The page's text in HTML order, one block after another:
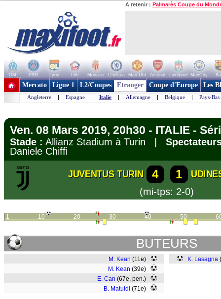
A retenir : Palmarès Coupe du
OM PSG Lyon Lille Monaco Chelsea Man Utd Arsenal Liverpool ManCity
+ de clubs
Mercato Ligue 1 L2/Coupes Etranger Coupe d'Europe Les
Angleterre | Espagne | Italie | Allemagne | Belgique | Pays-Bas
Ven. 08 Mars 2019, 20h30 - ITALIE -
Stade : Allianz Stadium à Turin |
Daniele Chiffi
JUVENTUS TURIN 4 1
(mi-tps: 2-0)
1 10 20 30 40 50
BUTEURS
M. Kean (11e)
M. Kean (39e)
E. Can (67e, pen.)
B. Matuidi (71e)
K. Lasagna